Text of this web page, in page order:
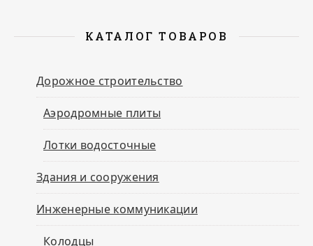
КАТАЛОГ ТОВАРОВ
Дорожное строительство
Аэродромные плиты
Лотки водосточные
Здания и сооружения
Инженерные коммуникации
Колодцы